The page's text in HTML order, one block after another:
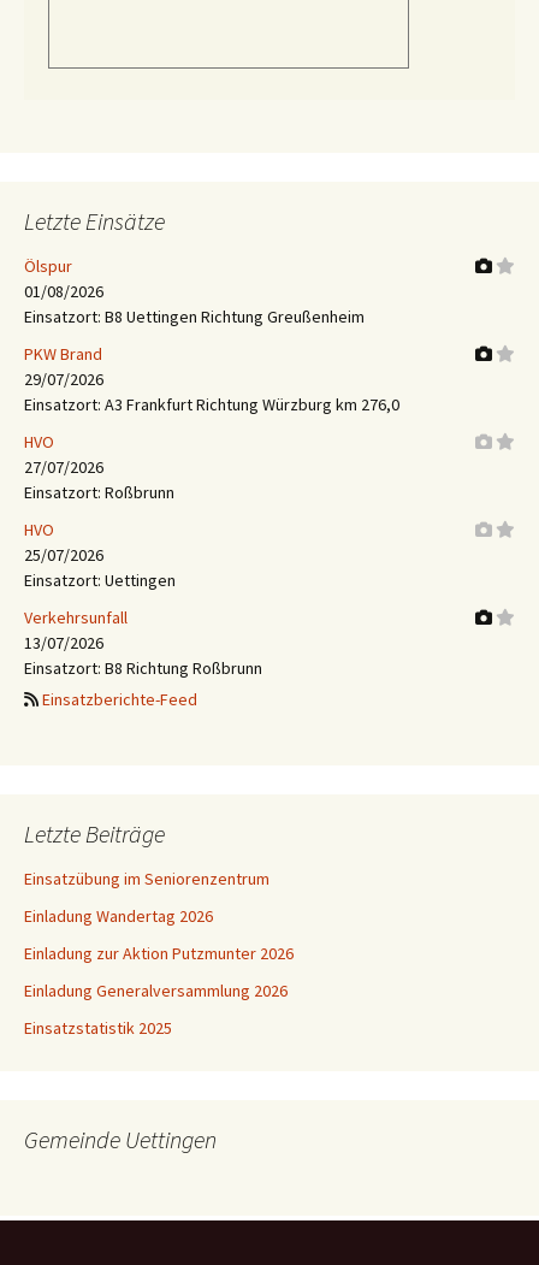
Letzte Einsätze
Ölspur
01/08/2026
Einsatzort: B8 Uettingen Richtung Greußenheim
PKW Brand
29/07/2026
Einsatzort: A3 Frankfurt Richtung Würzburg km 276,0
HVO
27/07/2026
Einsatzort: Roßbrunn
HVO
25/07/2026
Einsatzort: Uettingen
Verkehrsunfall
13/07/2026
Einsatzort: B8 Richtung Roßbrunn
Einsatzberichte-Feed
Letzte Beiträge
Einsatzübung im Seniorenzentrum
Einladung Wandertag 2026
Einladung zur Aktion Putzmunter 2026
Einladung Generalversammlung 2026
Einsatzstatistik 2025
Gemeinde Uettingen